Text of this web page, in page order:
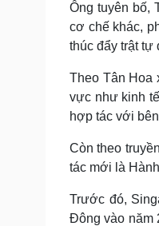
Ông tuyên bố,
cơ chế khác,
thúc đẩy trật tự
Theo Tân Hoa
vực như kinh
hợp tác với
Còn theo
tác mới là
Trước đó,
Đông vào năm